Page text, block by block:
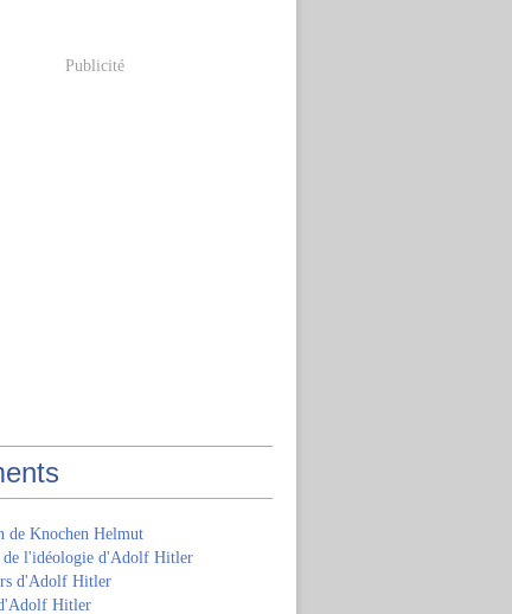
Publicité
de Knochen Helmut
de l'idéologie d'Adolf Hitler
d'Adolf Hitler
Hitler